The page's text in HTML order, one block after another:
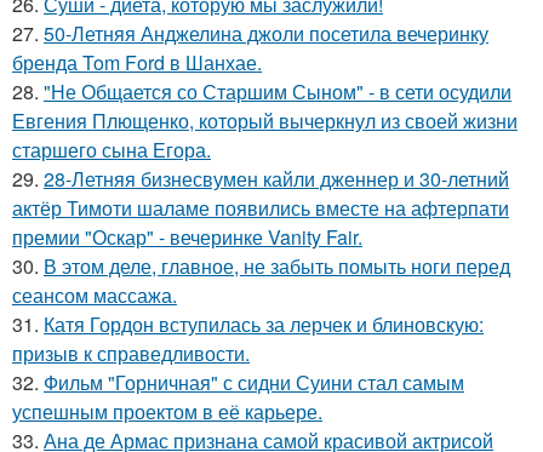
27. 50-Летняя Анджелина джоли посетила вечеринку
бренда Tom Ford в Шанхае.
28. "Не Общается со Старшим Сыном" - в сети осудили
Евгения Плющенко, который вычеркнул из своей жизни
старшего сына Егора.
29. 28-Летняя бизнесвумен кайли дженнер и 30-летний
актёр Тимоти шаламе появились вместе на афтерпати
премии "Оскар" - вечеринке Vanity Fair.
30. В этом деле, главное, не забыть помыть ноги перед
сеансом массажа.
31. Катя Гордон вступилась за лерчек и блиновскую:
призыв к справедливости.
32. Фильм "Горничная" с сидни Суини стал самым
успешным проектом в её карьере.
33. Ана де Армас признана самой красивой актрисой